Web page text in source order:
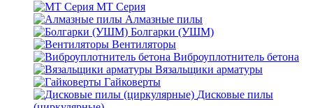
MT Серия
Алмазные пилы
Болгарки (УШМ)
Вентиляторы
Виброуплотнитель бетона
Вязальщики арматуры
Гайковерты
Дисковые пилы